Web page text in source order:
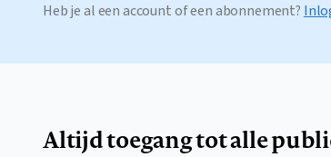
Heb je al een account of een abonnement?
Altijd toegang tot alle